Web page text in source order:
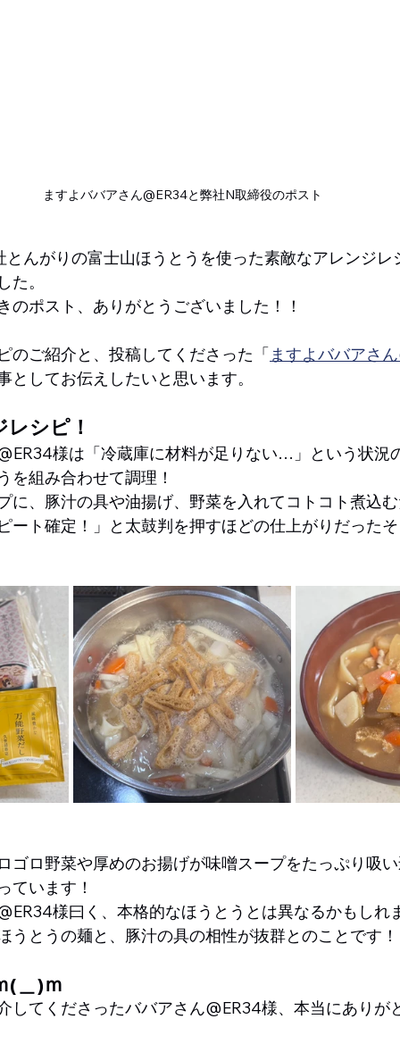
ますよババアさん@ER34と弊社N取締役のポスト
んがりの富士山ほうとうを使った素敵なアレンジレ
。
スト、ありがとうございました！！
ご紹介と、投稿してくださった「ますよババアさ
としてお伝えしたいと思います。
シピ！
様は「冷蔵庫に材料が足りない…」という状況
を組み合わせて調理！
、豚汁の具や油揚げ、野菜を入れてコトコト煮込
ート確定！」と太鼓判を押すほどの仕上がりだった
ロ野菜や厚めのお揚げが味噌スープをたっぷり吸
ています！
様曰く、本格的なほうとうとは異なるかもしれ
うとうの麺と、豚汁の具の相性が抜群とのことです！
(＿)ｍ
てくださったババアさん@ER34様、本当にありが